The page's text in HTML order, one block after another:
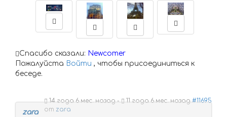
Спасибо сказали: Newcomer
Пожалуйста Войти , чтобы присоединиться к
беседе.
14 года 6 мес. назад- 11 года 6 мес. назад #11695
от zara
zara